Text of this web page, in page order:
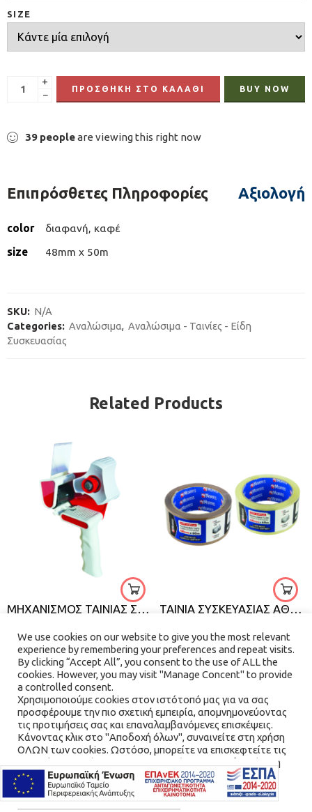
SIZE
+
−
ΠΡΟΣΘΉΚΗ ΣΤΟ ΚΑΛΆΘΙ BUY NOW
39 peopleare viewing this right now
Επιπρόσθετες Πληροφορίες
color
διαφανή, καφέ
size
48mm x 50m
SKU: N/A
Categories: Αναλώσιμα, Αναλώσιμα - Ταινίες - Είδη
Συσκευασίας
Related Products
ΜΗΧΑΝΙΣΜΟΣ ΤΑΙΝΙΑΣ ΣΥΣΚΕΥΑΣΙΑΣ
QUICK VIEW
ΤΑΙΝΙΑ ΣΥΣΚΕΥΑΣΙΑΣ ΑΘΟΡΥΒΗ MORRIS
διαφανή
QUICK VIEW
We use cookies on our website to give you the most relevant
experience by remembering your preferences and repeat visits.
By clicking “Accept All”, you consent to the use of ALL the
cookies. However, you may visit "Manage Concent" to provide
a controlled consent.
Χρησιμοποιούμε cookies στον ιστότοπό μας για να σας
προσφέρουμε την πιο σχετική εμπειρία, απομνημονεύοντας
τις προτιμήσεις σας και επαναλαμβανόμενες επισκέψεις.
Κάνοντας κλικ στο "Αποδοχή όλων", συναινείτε στη χρήση
ΟΛΩΝ των cookies. Ωστόσο, μπορείτε να επισκεφτείτε τις
"Διαχείριση Συνέναισης" για να παράσχετε μια ελεγχόμενη
συγκατάθεση.
Cookie Settings / Ρυθμίσεις Cookies